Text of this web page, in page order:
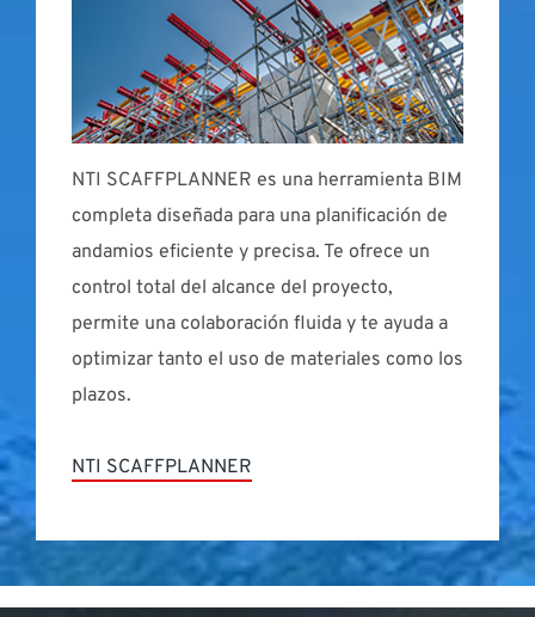
NTI SCAFFPLANNER es una herramienta BIM
completa diseñada para una planificación de
andamios eficiente y precisa. Te ofrece un
control total del alcance del proyecto,
permite una colaboración fluida y te ayuda a
optimizar tanto el uso de materiales como los
plazos.
NTI SCAFFPLANNER